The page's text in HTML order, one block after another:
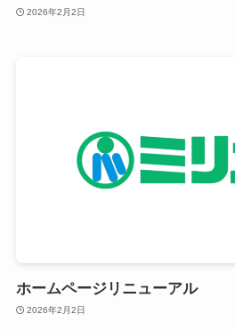
2026年2月2日
ホームページリニューアル
2026年2月2日